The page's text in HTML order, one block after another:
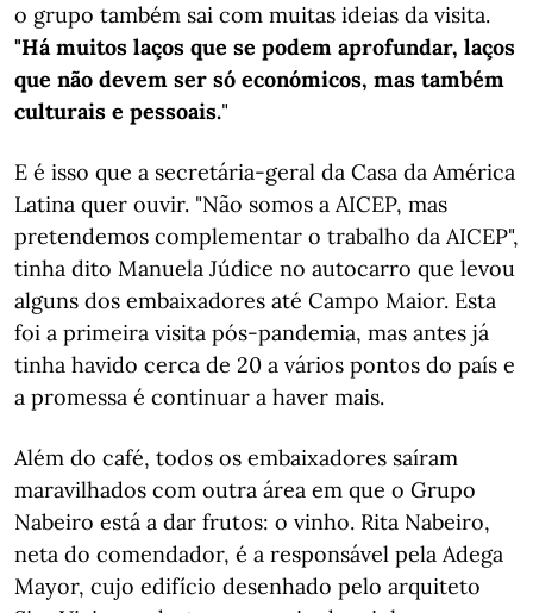
o grupo também sai com muitas ideias da visita.
"Há muitos laços que se podem aprofundar, laços
que não devem ser só económicos, mas também
culturais e pessoais."
E é isso que a secretária-geral da Casa da América
Latina quer ouvir. "Não somos a AICEP, mas
pretendemos complementar o trabalho da AICEP",
tinha dito Manuela Júdice no autocarro que levou
alguns dos embaixadores até Campo Maior. Esta
foi a primeira visita pós-pandemia, mas antes já
tinha havido cerca de 20 a vários pontos do país e
a promessa é continuar a haver mais.
Além do café, todos os embaixadores saíram
maravilhados com outra área em que o Grupo
Nabeiro está a dar frutos: o vinho. Rita Nabeiro,
neta do comendador, é a responsável pela Adega
Mayor, cujo edifício desenhado pelo arquiteto